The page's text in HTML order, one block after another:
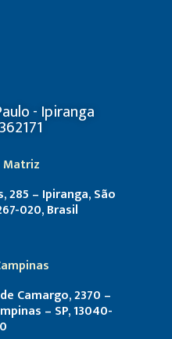
- Ipiranga
Matriz
285 – Ipiranga, São
020, Brasil
Camargo, 2370 –
– SP, 13040-